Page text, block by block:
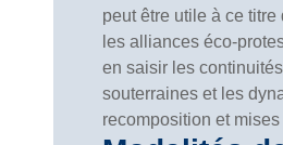
peut être utile à ce titre
les alliances éco-
en saisir les
souterraines et les
recomposition et